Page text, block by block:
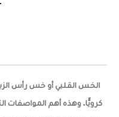
الخس القلبي أو خس رأس
كرويًّا، وهذه أهم المواصفات